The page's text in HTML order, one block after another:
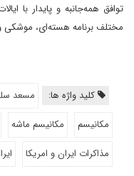
توافق همه‌جانبه و پایدار با
مختلف برنامه هسته‌ای،
کلید واژه ها: مسعد
مکانیسم
مکانیسم ماشه
مذاکرات ایران و امریکا